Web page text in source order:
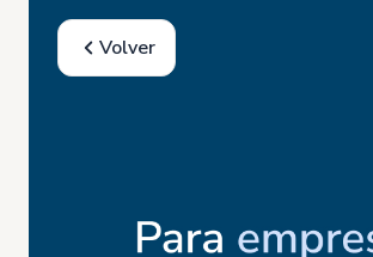
Volver